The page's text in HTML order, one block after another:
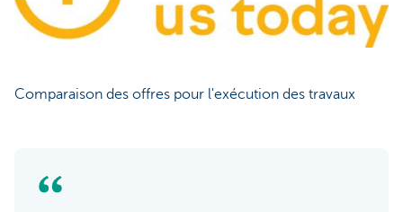
Comparaison des offres pour l'exécution des travaux